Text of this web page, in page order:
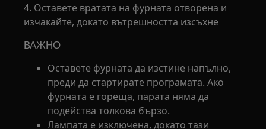
4. Оставете вратата на фурната отворена и
изчакайте, докато вътрешността изсъхне
ВАЖНО
Оставете фурната да изстине напълно,
преди да стартирате програмата. Ако
фурната е гореща, парата няма да
подейства толкова бързо.
Лампата е изключена, докато тази